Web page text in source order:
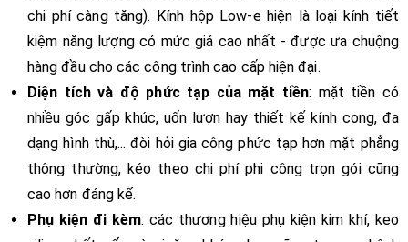
chi phí càng tăng). Kính hộp Low-e hiện là loại kính tiết
kiệm năng lượng có mức giá cao nhất - được ưa chuộng
hàng đầu cho các công trình cao cấp hiện đại.
Diện tích và độ phức tạp của mặt tiền: mặt tiền có
nhiều góc gấp khúc, uốn lượn hay thiết kế kính cong, đa
dạng hình thù,... đòi hỏi gia công phức tạp hơn mặt phẳng
thông thường, kéo theo chi phí phi công trọn gói cũng
cao hơn đáng kể.
Phụ kiện đi kèm: các thương hiệu phụ kiện kim khí, keo